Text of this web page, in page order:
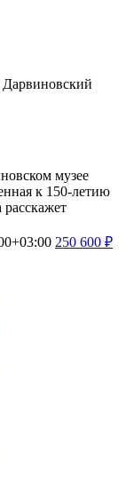
Дарвиновский
музее
к 150-летию
250 600 ₽